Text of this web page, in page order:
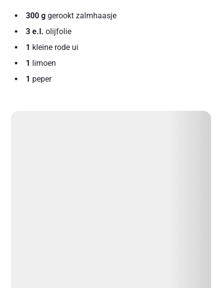
300 g gerookt zalmhaasje
3 e.l. olijfolie
1 kleine rode ui
1 limoen
1 peper